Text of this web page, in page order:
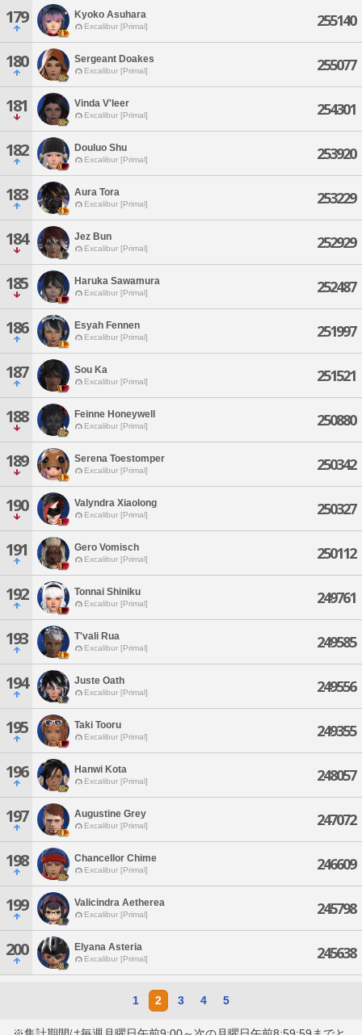
179 Kyoko Asuhara
Excalibur [Primal] 255140
180 Sergeant Doakes
Excalibur [Primal] 255077
181 Vinda V'leer
Excalibur [Primal] 254301
182 Douluo Shu
Excalibur [Primal] 253920
183 Aura Tora
Excalibur [Primal] 253229
184 Jez Bun
Excalibur [Primal] 252929
185 Haruka Sawamura
Excalibur [Primal] 252487
186 Esyah Fennen
Excalibur [Primal] 251997
187 Sou Ka
Excalibur [Primal] 251521
188 Feinne Honeywell
Excalibur [Primal] 250880
189 Serena Toestomper
Excalibur [Primal] 250342
190 Valyndra Xiaolong
Excalibur [Primal] 250327
191 Gero Vomisch
Excalibur [Primal] 250112
192 Tonnai Shiniku
Excalibur [Primal] 249761
193 T'vali Rua
Excalibur [Primal] 249585
194 Juste Oath
Excalibur [Primal] 249556
195 Taki Tooru
Excalibur [Primal] 249355
196 Hanwi Kota
Excalibur [Primal] 248057
197 Augustine Grey
Excalibur [Primal] 247072
198 Chancellor Chime
Excalibur [Primal] 246609
199 Valicindra Aetherea
Excalibur [Primal] 245798
200 Elyana Asteria
Excalibur [Primal] 245638
1 2 3 4 5